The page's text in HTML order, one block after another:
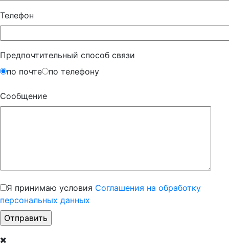
Телефон
Предпочтительный способ связи
по почте
по телефону
Сообщение
Я принимаю условия Соглашения на обработку
персональных данных